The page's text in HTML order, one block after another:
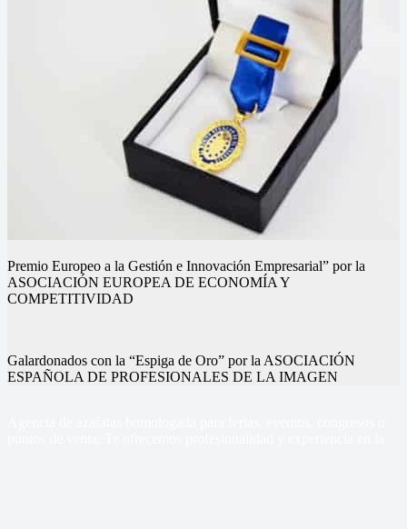
Premio Europeo a la Gestión e Innovación Empresarial” por la
ASOCIACIÓN EUROPEA DE ECONOMÍA Y
COMPETITIVIDAD
Galardonados con la “Espiga de Oro” por la ASOCIACIÓN
ESPAÑOLA DE PROFESIONALES DE LA IMAGEN